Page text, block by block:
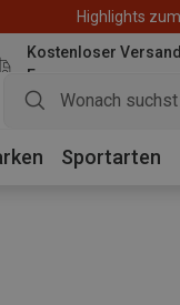
Highlights
Kostenloser
Euro
Sportarten